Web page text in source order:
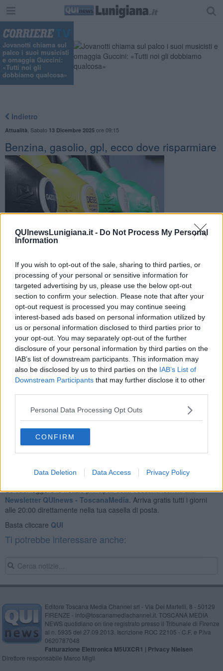
QUInewsLunigiana.it - Do Not Process My Personal
Information
If you wish to opt-out of the sale, sharing to third parties, or
processing of your personal or sensitive information for
targeted advertising by us, please use the below opt-out
section to confirm your selection. Please note that after your
opt-out request is processed you may continue seeing
interest-based ads based on personal information utilized by
us or personal information disclosed to third parties prior to
your opt-out. You may separately opt-out of the further
disclosure of your personal information by third parties on the
IAB’s list of downstream participants. This information may
also be disclosed by us to third parties on the IAB’s List of
Downstream Participants that may further disclose it to other
Personal Data Processing Opt Outs
CONFIRM
Data Deletion Data Access Privacy Policy
Jovanotti chiama sul
palco i suoi musicisti
e omaggia Guccini:
«Tutti noi gli
dobbiamo qualcosa»
Indietro
Attualità Sabato 13 Dicembre 2025ore 09:15
Benzina, gasolio, gpl, ecco dove risparmiare
Ecco l'elenco dei prezzi del carburante in provincia di Massa-
Carrara. Comune per comune gli impianti più economici dove
fare rifornimento.
PROVINCIA DI MASSA-CARRARA —Questi i prezzi dei carburanti
rilevati al giorno 13 dicembre 2025dalMinistero dello sviluppo
economico
Se vuoi leggere le notizie principali della Toscana iscriviti alla
Newsletter QUInews - ToscanaMedia. Arriva gratis tutti i giorni
alle 20:00 direttamente nella tua casella di posta.
Basta cliccare QUI
Ti potrebbe interessare anche:
Editore Toscana Media Channel srl - Via Dei Martelli, 8 - 50129
FIRENZE - info@toscanamediachannel.it. TOSCANA MEDIA
NEWS quotidiano on line registrato presso il Tribunale di Firenze
al n. 5935 del 27.09.2013. Iscrizione ROC 22105 - C.F. e P.Iva
0620787048
Fatturazione Elettronica M5UXCR1 | Privacy Nielsen
Direttore responsabile Marco Migli